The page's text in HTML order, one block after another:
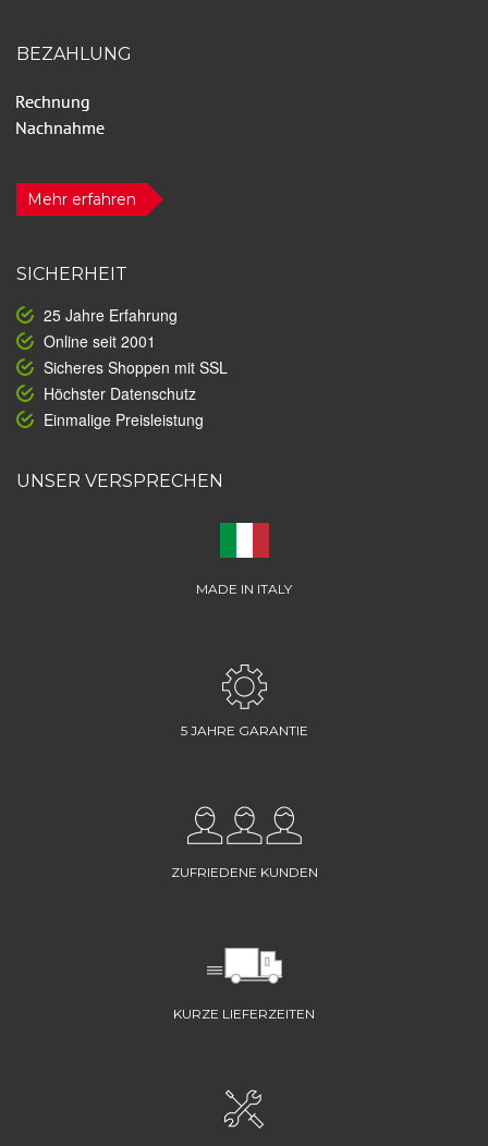
BEZAHLUNG
Mehr erfahren
SICHERHEIT
25 Jahre Erfahrung
Online seit 2001
Sicheres Shoppen mit SSL
Höchster Datenschutz
Einmalige Preisleistung
UNSER VERSPRECHEN
MADE IN ITALY
5 JAHRE GARANTIE
ZUFRIEDENE KUNDEN
KURZE LIEFERZEITEN